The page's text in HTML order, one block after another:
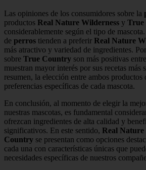
Las opiniones de los consumidores sobre la
productos Real Nature Wilderness y True
considerablemente según el tipo de
de perros tienden a preferir Real Nature
más atractivo y variedad de ingredientes.
sobre True Country son más positivas
muestran mayor interés por sus recetas más
resumen, la elección entre ambos productos
preferencias específicas de cada mascota.
En conclusión, al momento de elegir la
nuestras mascotas, es fundamental
ofrezcan ingredientes de alta calidad y
significativos. En este sentido, Real Nature
Country se presentan como opciones
cada una con características únicas que
necesidades específicas de nuestros